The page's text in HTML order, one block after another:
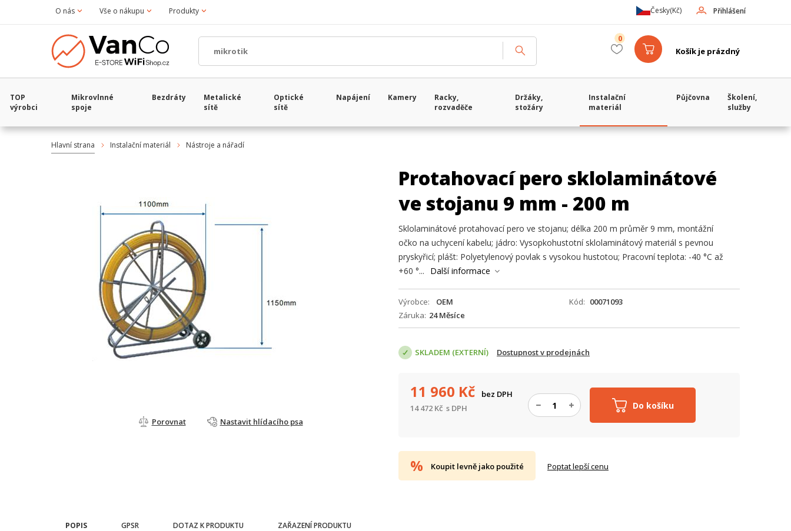
O nás Vše o nákupu Produkty Přihlášení
Česky(Kč)
Košík je prázdný
0
TOP
výrobci
Mikrovlnné
spoje
Bezdráty
Metalické
sítě
Optické
sítě
Napájení Kamery
Racky,
rozvaděče
Držáky,
stožáry
Instalační
materiál
Půjčovna
Školení,
služby
Hlavní strana Instalační materiál Nástroje a nářadí
Porovnat Nastavit hlídacího psa
Protahovací pero sklolaminátové
ve stojanu 9 mm - 200 m
Sklolaminátové protahovací pero ve stojanu; délka 200 m průměr 9 mm, montážní
očko na uchycení kabelu; jádro: Vysopkohustotní sklolaminátový materiál s pevnou
pryskyřicí; plášt: Polyetylenový povlak s vysokou hustotou; Pracovní teplota: -40 °C až
+60 °...
Další informace
Výrobce OEM Kód
00071093
Záruka 24 Měsíce
SKLADEM (EXTERNÍ) Dostupnost v prodejnách
Do košíku
11 960 Kč
bez DPH
14 472 Kč s DPH
Koupit levně jako použité Poptat lepší cenu
POPIS GPSR DOTAZ K PRODUKTU ZAŘAZENÍ PRODUKTU